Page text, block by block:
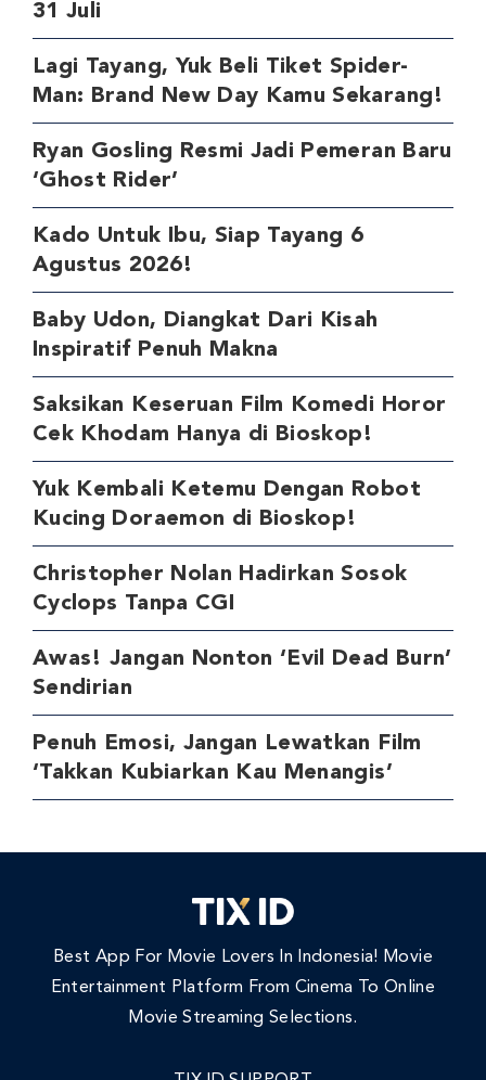
31 Juli
Lagi Tayang, Yuk Beli Tiket Spider-
Man: Brand New Day Kamu Sekarang!
Ryan Gosling Resmi Jadi Pemeran Baru
‘Ghost Rider’
Kado Untuk Ibu, Siap Tayang 6
Agustus 2026!
Baby Udon, Diangkat Dari Kisah
Inspiratif Penuh Makna
Saksikan Keseruan Film Komedi Horor
Cek Khodam Hanya di Bioskop!
Yuk Kembali Ketemu Dengan Robot
Kucing Doraemon di Bioskop!
Christopher Nolan Hadirkan Sosok
Cyclops Tanpa CGI
Awas! Jangan Nonton ‘Evil Dead Burn’
Sendirian
Penuh Emosi, Jangan Lewatkan Film
‘Takkan Kubiarkan Kau Menangis’
Best App For Movie Lovers In Indonesia! Movie
Entertainment Platform From Cinema To Online
Movie Streaming Selections.